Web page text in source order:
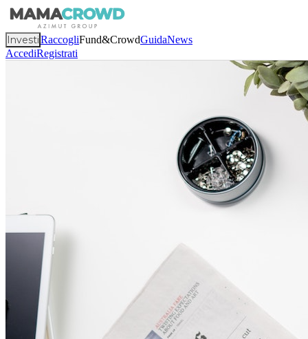
InvestiRaccogliFund&CrowdGuidaNews
AccediRegistrati